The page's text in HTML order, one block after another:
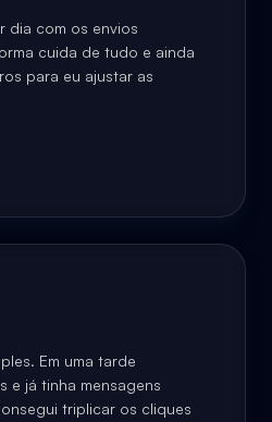
dia com os envios
cuida de tudo e ainda
para eu ajustar as
Em uma tarde
e já tinha mensagens
triplicar os cliques